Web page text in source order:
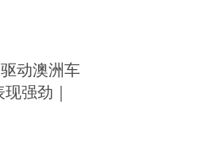
动澳洲车
强劲｜